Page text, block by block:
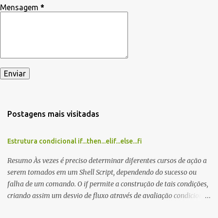
Mensagem *
Postagens mais visitadas
Estrutura condicional if...then...elif...else...fi
Resumo Às vezes é preciso determinar diferentes cursos de ação a
serem tomados em um Shell Script, dependendo do sucesso ou
falha de um comando. O if permite a construção de tais condições,
criando assim um desvio de fluxo através de avaliação condicional.